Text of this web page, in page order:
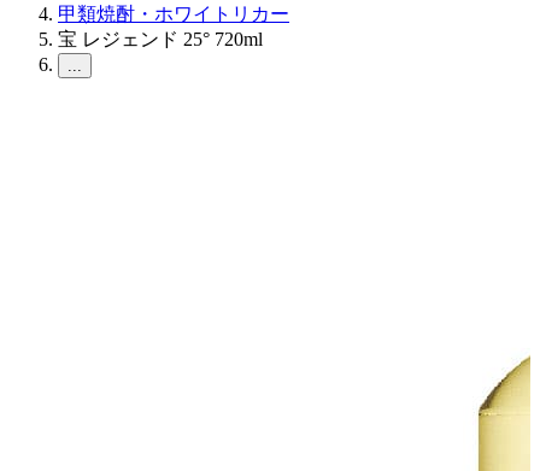
甲類焼酎・ホワイトリカー
宝 レジェンド 25° 720ml
...